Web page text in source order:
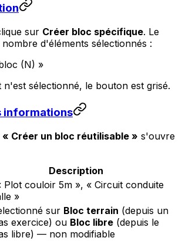
sur Créer bloc spécifique. Le
d'éléments sélectionnés :
(N) »
n'est sélectionné, le bouton est grisé.
informations
« Créer un bloc réutilisable » s'ouvre
Description
Plot couloir 5m », « Circuit conduite
»
sur Bloc terrain (depuis un
exercice) ou Bloc libre (depuis le
libre) — non modifiable